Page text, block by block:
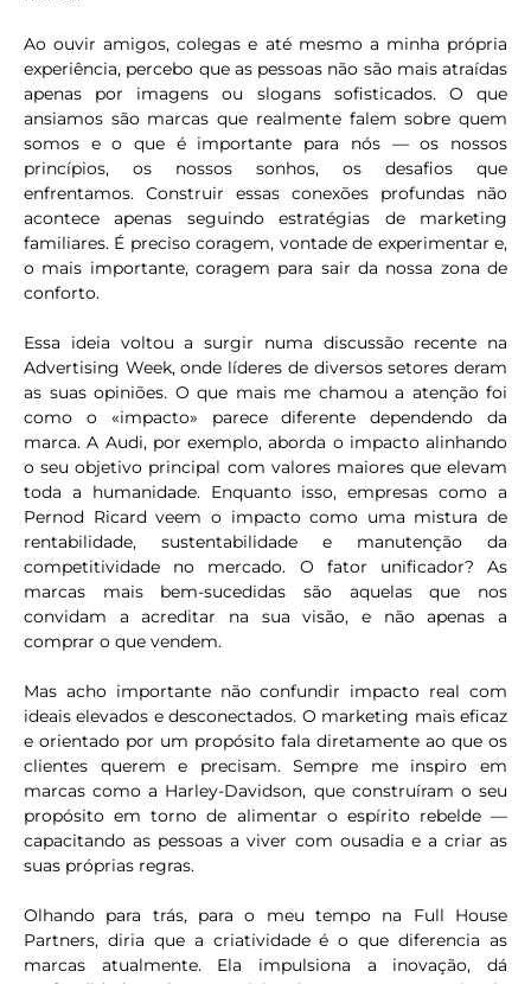
Ao ouvir amigos, colegas e até mesmo a minha própria
experiência, percebo que as pessoas não são mais atraídas
apenas por imagens ou slogans sofisticados. O que
ansiamos são marcas que realmente falem sobre quem
somos e o que é importante para nós — os nossos
princípios, os nossos sonhos, os desafios que
enfrentamos. Construir essas conexões profundas não
acontece apenas seguindo estratégias de marketing
familiares. É preciso coragem, vontade de experimentar e,
o mais importante, coragem para sair da nossa zona de
conforto.
Essa ideia voltou a surgir numa discussão recente na
Advertising Week, onde líderes de diversos setores deram
as suas opiniões. O que mais me chamou a atenção foi
como o «impacto» parece diferente dependendo da
marca. A Audi, por exemplo, aborda o impacto alinhando
o seu objetivo principal com valores maiores que elevam
toda a humanidade. Enquanto isso, empresas como a
Pernod Ricard veem o impacto como uma mistura de
rentabilidade, sustentabilidade e manutenção da
competitividade no mercado. O fator unificador? As
marcas mais bem-sucedidas são aquelas que nos
convidam a acreditar na sua visão, e não apenas a
comprar o que vendem.
Mas acho importante não confundir impacto real com
ideais elevados e desconectados. O marketing mais eficaz
e orientado por um propósito fala diretamente ao que os
clientes querem e precisam. Sempre me inspiro em
marcas como a Harley-Davidson, que construíram o seu
propósito em torno de alimentar o espírito rebelde —
capacitando as pessoas a viver com ousadia e a criar as
suas próprias regras.
Olhando para trás, para o meu tempo na Full House
Partners, diria que a criatividade é o que diferencia as
marcas atualmente. Ela impulsiona a inovação, dá